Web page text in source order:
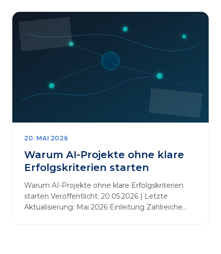
automatisieren oder sich Wettbewerbsvorteile zu
verschaffen. Oftmals liegt der Fokus dabei auf
praxisnahem Handeln: Erfahrungen sammeln,
Prototypen entwickeln und interne Skepsis
abbauen. Der zentrale Begriff dieses Beitrags ist
„Erfolgskriterien für AI-Projekte“. In [&hellip;]
20. MAI 2026
Warum AI-Projekte ohne klare
Erfolgskriterien starten
Warum AI-Projekte ohne klare Erfolgskriterien
starten Veröffentlicht: 20.05.2026 | Letzte
Aktualisierung: Mai 2026 Einleitung Zahlreiche